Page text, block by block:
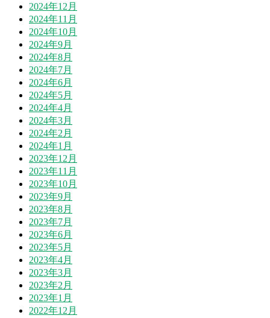
2024年12月
2024年11月
2024年10月
2024年9月
2024年8月
2024年7月
2024年6月
2024年5月
2024年4月
2024年3月
2024年2月
2024年1月
2023年12月
2023年11月
2023年10月
2023年9月
2023年8月
2023年7月
2023年6月
2023年5月
2023年4月
2023年3月
2023年2月
2023年1月
2022年12月